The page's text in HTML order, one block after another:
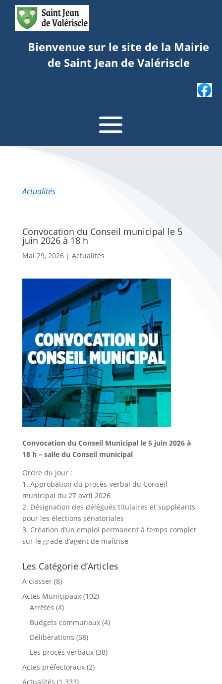
Bienvenue sur le site de la Mairie
de Saint Jean de Valériscle
Actualités
Convocation du Conseil municipal le 5
juin 2026 à 18 h
Mai 29, 2026| Actualités
Convocation du Conseil Municipal le 5 juin 2026 à
18 h – salle du Conseil municipal
Ordre du jour :
1. Approbation du procès-verbal du Conseil
municipal du 27 avril 2026
2. Désignation des délégués titulaires et suppléants
pour les élections sénatoriales
3. Création d’un emploi permanent à temps complet
sur le grade d’agent de maîtrise
Les Catégorie d’Articles
A classer(8)
Actes Municipaux(102)
Arrêtés (4)
Budgets communaux(4)
Délibérations (58)
Les procés verbaux(38)
Actes préfectoraux(2)
Actualités (1 333)